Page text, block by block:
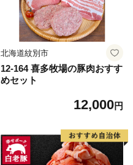
北海道紋別市
12-164 喜多牧場の豚肉おすす
めセット
12,000円